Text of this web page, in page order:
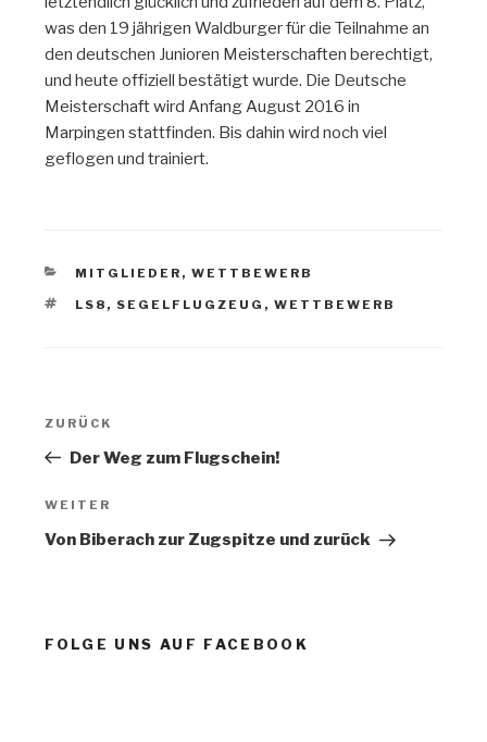
was den 19 jährigen Waldburger für die Teilnahme an
den deutschen Junioren Meisterschaften berechtigt,
und heute offiziell bestätigt wurde. Die Deutsche
Meisterschaft wird Anfang August 2016 in
Marpingen stattfinden. Bis dahin wird noch viel
geflogen und trainiert.
KATEGORIEN
MITGLIEDER , WETTBEWERB
SCHLAGWÖRTER
LS8 , SEGELFLUGZEUG , WETTBEWERB
Beitragsnavigation
Vorheriger
Beitrag
ZURÜCK
Der Weg zum Flugschein!
Nächster
Beitrag
WEITER
Von Biberach zur Zugspitze und zurück
FOLGE UNS AUF FACEBOOK